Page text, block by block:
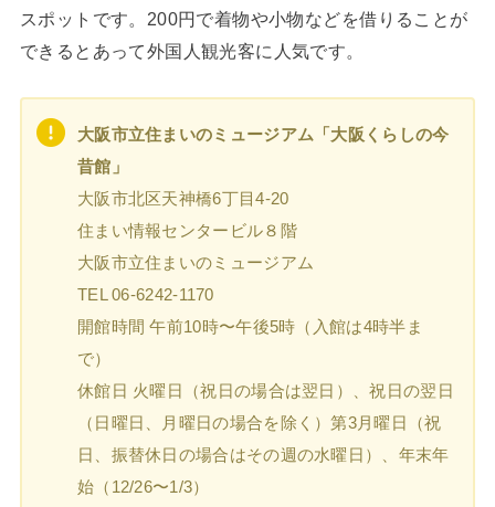
スポットです。200円で着物や小物などを借りることが
できるとあって外国人観光客に人気です。
大阪市立住まいのミュージアム「大阪くらしの今
昔館」
大阪市北区天神橋6丁目4-20
住まい情報センタービル８階
大阪市立住まいのミュージアム
TEL 06-6242-1170
開館時間 午前10時〜午後5時（入館は4時半ま
で）
休館日 火曜日（祝日の場合は翌日）、祝日の翌日
（日曜日、月曜日の場合を除く）第3月曜日（祝
日、振替休日の場合はその週の水曜日）、年末年
始（12/26〜1/3）